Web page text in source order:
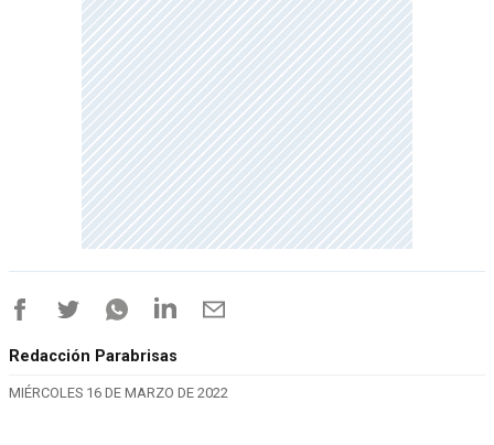
Redacción Parabrisas
MIÉRCOLES 16 DE MARZO DE 2022